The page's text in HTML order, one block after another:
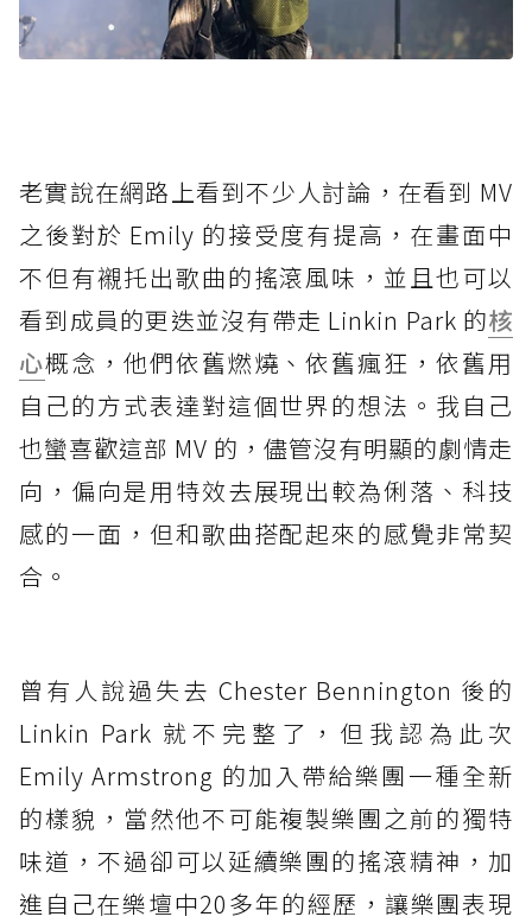
老實說在網路上看到不少人討論，在看到 MV
之後對於 Emily 的接受度有提高，在畫面中
不但有襯托出歌曲的搖滾風味，並且也可以
看到成員的更迭並沒有帶走 Linkin Park 的核
心概念，他們依舊燃燒、依舊瘋狂，依舊用
自己的方式表達對這個世界的想法。我自己
也蠻喜歡這部 MV 的，儘管沒有明顯的劇情走
向，偏向是用特效去展現出較為俐落、科技
感的一面，但和歌曲搭配起來的感覺非常契
合。
曾有人說過失去 Chester Bennington 後的
Linkin Park 就不完整了，但我認為此次
Emily Armstrong 的加入帶給樂團一種全新
的樣貌，當然他不可能複製樂團之前的獨特
味道，不過卻可以延續樂團的搖滾精神，加
進自己在樂壇中20多年的經歷，讓樂團表現